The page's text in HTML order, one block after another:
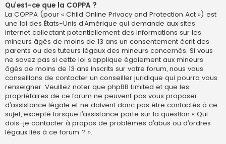
Qu’est-ce que la COPPA ?
La COPPA (pour « Child Online Privacy and Protection Act ») est
une loi des États-Unis d’Amérique qui demande aux sites
internet collectant potentiellement des informations sur les
mineurs âgés de moins de 13 ans un consentement écrit des
parents ou des tuteurs légaux des mineurs concernés. Si vous
ne savez pas si cette loi s’applique également aux mineurs
âgés de moins de 13 ans inscrits sur votre forum, nous vous
conseillons de contacter un conseiller juridique qui pourra vous
renseigner. Veuillez noter que phpBB Limited et que les
propriétaires de ce forum ne peuvent pas vous proposer
d’assistance légale et ne doivent donc pas être contactés à ce
sujet, excepté lorsque l’assistance porte sur la question « Qui
dois-je contacter à propos de problèmes d’abus ou d’ordres
légaux liés à ce forum ? ».